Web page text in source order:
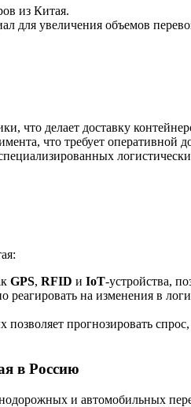
из Китая.
увеличения объемов
что делает доставку
что требует оперативной
GPS, RFID и IoT-устройства,
на изменения в
прогнозировать
в Россию
и автомобильных